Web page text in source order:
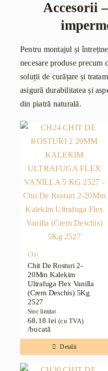
Accesorii
Pentru montajul și
necesare produse precum
soluții de curățare și
asigură durabilitatea și
din piatră naturală.
Chit
Chit De Rosturi 2-
20Mm Kalekim
Ultrafuga Flex Vanilla
(Crem Deschis) 5Kg
2527
Stoc limitat
68.18lei (cu TVA)
/bucată
Detalii